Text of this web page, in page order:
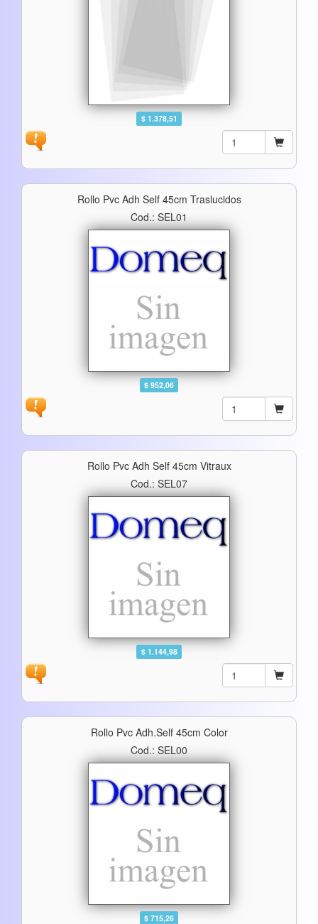
$ 1.378,51
Rollo Pvc Adh Self 45cm Traslucidos
Cod.: SEL01
$ 952,06
Rollo Pvc Adh Self 45cm Vitraux
Cod.: SEL07
$ 1.144,98
Rollo Pvc Adh.self 45cm Color
Cod.: SEL00
$ 715,26